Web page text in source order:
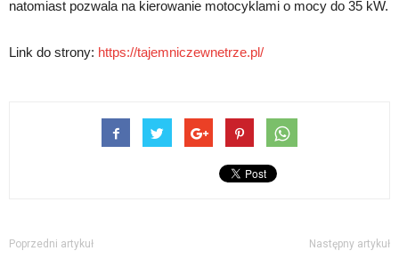
natomiast pozwala na kierowanie motocyklami o mocy do 35 kW.
Link do strony: https://tajemniczewnetrze.pl/
Poprzedni artykuł Następny artykuł